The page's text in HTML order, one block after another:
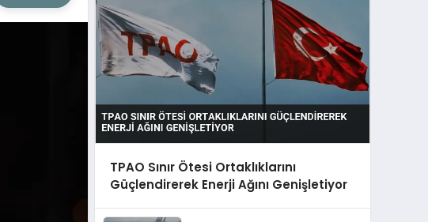
TPAO Sınır Ötesi Ortaklıklarını
Güçlendirerek Enerji Ağını Genişletiyor